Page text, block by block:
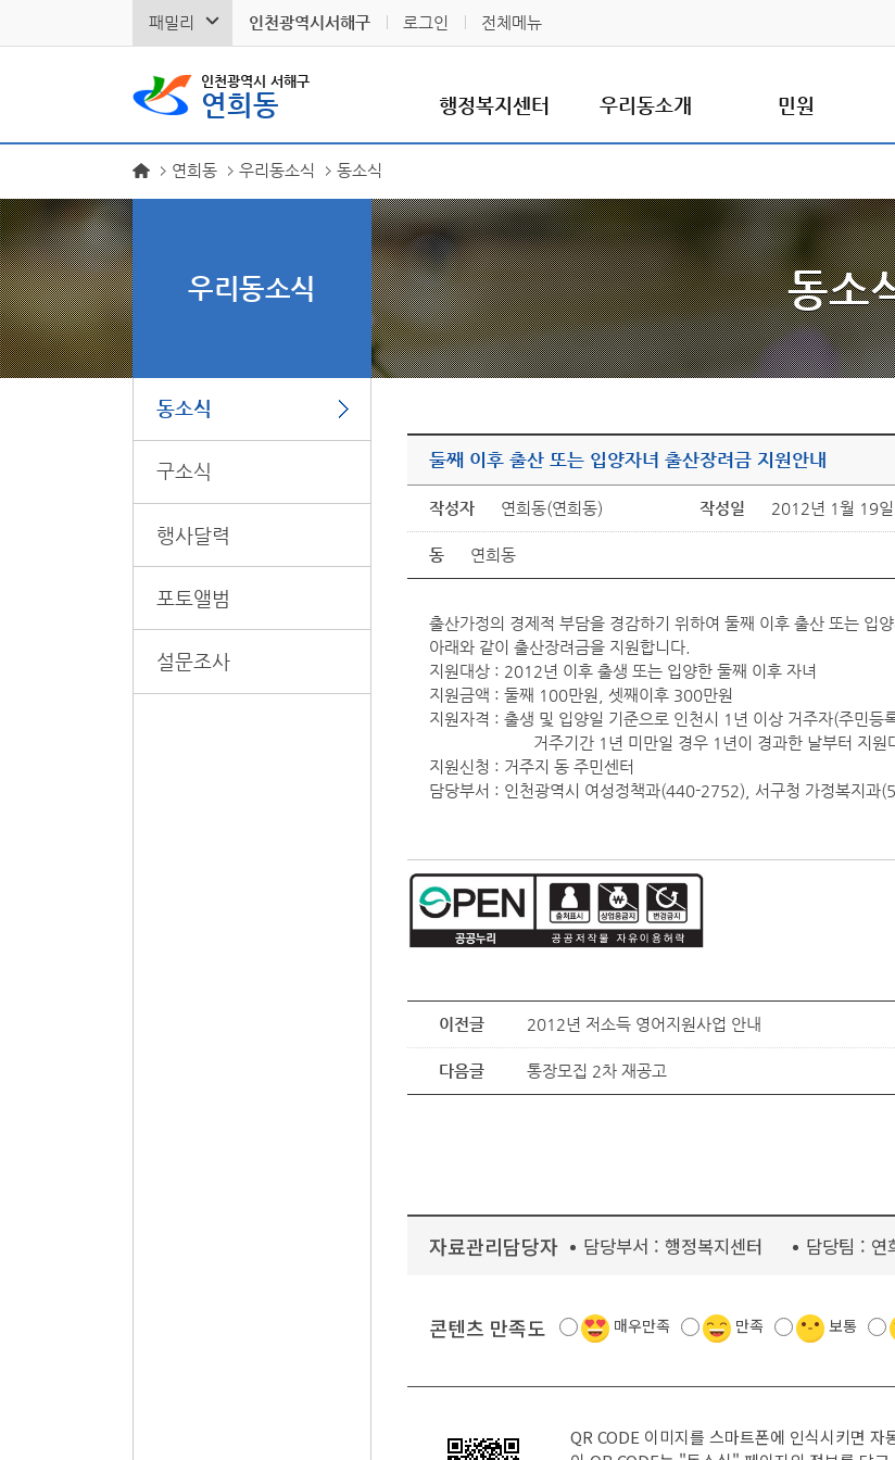
패밀리 인천광역시서해구 로그인 전체메뉴
인천광역시 서해구
연희동 행정복지센터 우리동소개 민원
우리동소식
동소식
구소식
행사달력
포토앨범
설문조사
연희동 우리동소식 동소식
동소
둘째 이후 출산 또는 입양자녀 출산장려금 지원안내
작성자 연희동(연희동) 작성일 2012년 1월 19
동 연희동
출산가정의 경제적 부담을 경감하기 위하여 둘째 이후 출산 또는 입양
아래와 같이 출산장려금을 지원합니다.
지원대상 : 2012년 이후 출생 또는 입양한 둘째 이후 자녀
지원금액 : 둘째 100만원, 셋째이후 300만원
지원자격 : 출생 및 입양일 기준으로 인천시 1년 이상 거주자(주민등
거주기간 1년 미만일 경우 1년이 경과한 날부터 지원
지원신청 : 거주지 동 주민센터
담당부서 : 인천광역시 여성정책과(440-2752), 서구청 가정복지과
이전글 2012년 저소득 영어지원사업 안내
다음글 통장모집 2차 재공고
자료관리담당자 담당부서 : 행정복지센터 담당팀 : 연
콘텐츠 만족도 매우만족 만족 보통
QR CODE 이미지를 스마트폰에 인식시키면 자